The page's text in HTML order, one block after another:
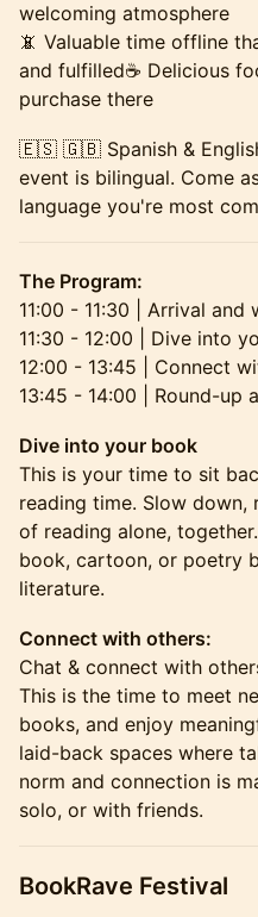
welcoming atmosphere
📵 Valuable time offline
and fulfilled☕ Delicious
purchase there
🇪🇸 🇬🇧 Spanish &
event is bilingual. Come
language you're most
The Program:
11:00 - 11:30 | Arrival and
11:30 - 12:00 | Dive into
12:00 - 13:45 | Connect
13:45 - 14:00 | Round-up
Dive into your book
This is your time to sit
reading time. Slow down,
of reading alone,
book, cartoon, or poetry
literature.
Connect with others:
Chat & connect with
This is the time to meet
books, and enjoy
laid-back spaces where
norm and connection is
solo, or with friends.
BookRave Festival